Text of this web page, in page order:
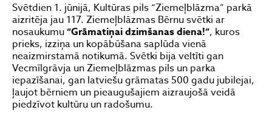
Svētdien 1. jūnijā, Kultūras pils “Ziemeļblāzma” parkā
aizritēja jau 117. Ziemeļblāzmas Bērnu svētki ar
nosaukumu“Grāmatiņai dzimšanas diena!”, kuros
prieks, izziņa un kopābūšana saplūda vienā
neaizmirstamā notikumā. Svētki bija veltīti gan
Vecmīlgrāvja un Ziemeļblāzmas pils un parka
iepazīšanai, gan latviešu grāmatas 500 gadu jubilejai,
ļaujot bērniem un pieaugušajiem aizraujošā veidā
piedzīvot kultūru un radošumu.